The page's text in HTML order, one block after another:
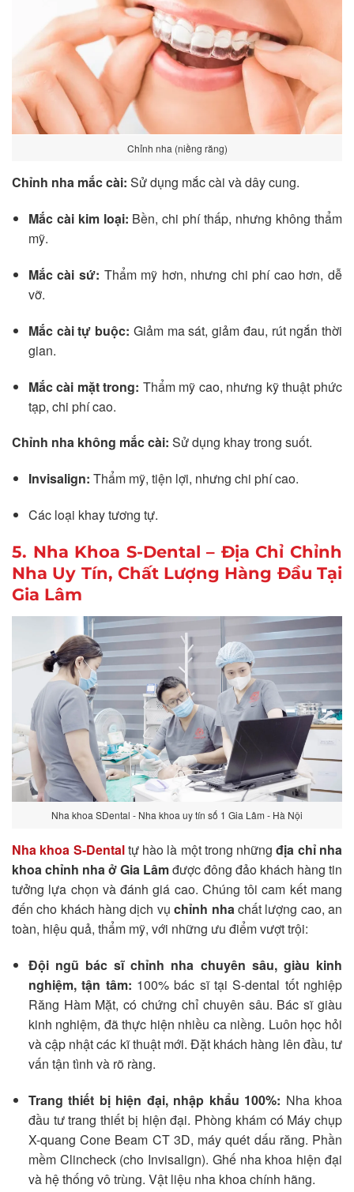
Chỉnh nha (niềng răng)
Chỉnh nha mắc cài: Sử dụng mắc cài và dây cung.
Mắc cài kim loại: Bền, chi phí thấp, nhưng không thẩm
mỹ.
Mắc cài sứ: Thẩm mỹ hơn, nhưng chi phí cao hơn, dễ
vỡ.
Mắc cài tự buộc: Giảm ma sát, giảm đau, rút ngắn thời
gian.
Mắc cài mặt trong: Thẩm mỹ cao, nhưng kỹ thuật phức
tạp, chi phí cao.
Chỉnh nha không mắc cài: Sử dụng khay trong suốt.
Invisalign: Thẩm mỹ, tiện lợi, nhưng chi phí cao.
Các loại khay tương tự.
5. Nha Khoa S-Dental – Địa Chỉ Chỉnh
Nha Uy Tín, Chất Lượng Hàng Đầu Tại
Gia Lâm
Nha khoa SDental - Nha khoa uy tín số 1 Gia Lâm - Hà Nội
Nha khoa S-Dentaltự hào là một trong nhữngđịa chỉ nha
khoa chỉnh nha ở Gia Lâmđược đông đảo khách hàng tin
tưởng lựa chọn và đánh giá cao. Chúng tôi cam kết mang
đến cho khách hàng dịch vụchỉnh nhachất lượng cao, an
toàn, hiệu quả, thẩm mỹ, với những ưu điểm vượt trội:
Đội ngũ bác sĩ chỉnh nha chuyên sâu, giàu kinh
nghiệm, tận tâm: 100% bác sĩ tại S-dental tốt nghiệp
Răng Hàm Mặt, có chứng chỉ chuyên sâu. Bác sĩ giàu
kinh nghiệm, đã thực hiện nhiều ca niềng. Luôn học hỏi
và cập nhật các kĩ thuật mới. Đặt khách hàng lên đầu, tư
vấn tận tình và rõ ràng.
Trang thiết bị hiện đại, nhập khẩu 100%: Nha khoa
đầu tư trang thiết bị hiện đại. Phòng khám có Máy chụp
X-quang Cone Beam CT 3D, máy quét dấu răng. Phần
mềm Clincheck (cho Invisalign). Ghế nha khoa hiện đại
và hệ thống vô trùng. Vật liệu nha khoa chính hãng.